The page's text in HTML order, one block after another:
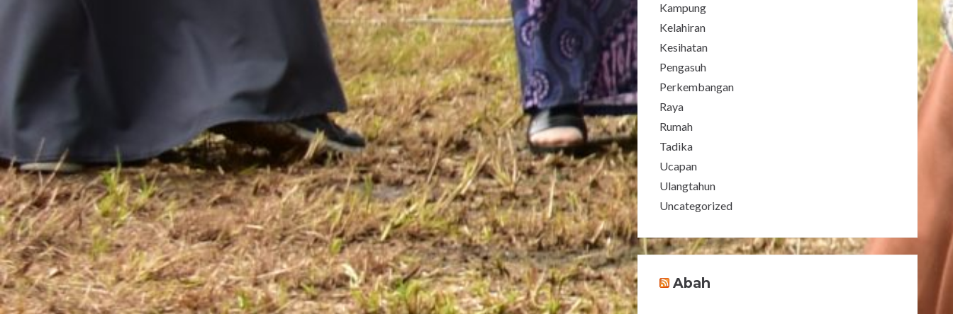
Kampung
Kelahiran
Kesihatan
Pengasuh
Perkembangan
Raya
Rumah
Tadika
Ucapan
Ulangtahun
Uncategorized
Abah